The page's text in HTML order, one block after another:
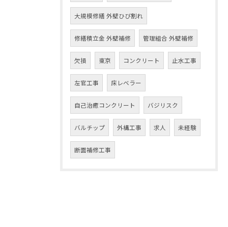
大規模修繕 外壁ひび割れ
修繕積立金 外壁補修 管理組合 外壁補修
欠損 東京 コンクリート 止水工事
左官工事 床レベラー
自己治癒コンクリート バジリスク
バルチップ 外構工事 求人 未経験
断面補修工事